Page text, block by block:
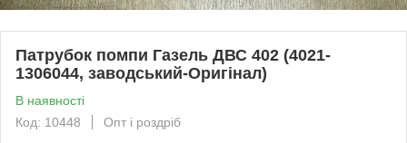
Патрубок помпи Газель ДВС 402 (4021-
1306044, заводський-Оригінал)
В наявності
Код: 10448
Опт і роздріб